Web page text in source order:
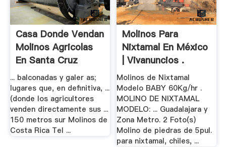
Casa Donde Vendan
Molinos Agricolas
En Santa Cruz
... balconadas y galer as;
lugares que, en definitiva, ...
(donde los agricultores
venden directamente sus ...
150 metros sur Molinos de
Costa Rica Tel ...
Molinos Para
Nixtamal En México
| Vivanuncios .
Molinos de Nixtamal
Modelo BABY 60Kg/hr .
MOLINO DE NIXTAMAL
MODELO: ... Guadalajara y
Zona Metro. 2 Foto(s)
Molino de piedras de 5pul.
para nixtamal, chiles, ...